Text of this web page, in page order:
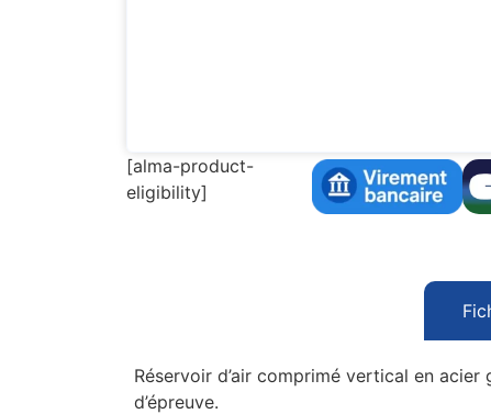
[alma-product-
eligibility]
Réservoir d’air comprimé vertical en
d’épreuve.